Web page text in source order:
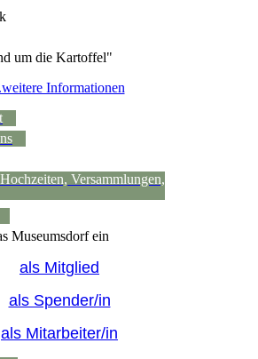
um die Kartoffel"
Informationen
Versammlungen,
Museumsdorf ein
als Mitglied
als Spender/in
als Mitarbeiter/in